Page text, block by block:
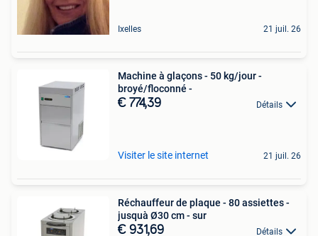
Ixelles 21 juil. 26
Machine à glaçons - 50 kg/jour -
broyé/floconné -
€ 774,39 Détails
Visiter le site internet 21 juil. 26
Réchauffeur de plaque - 80 assiettes -
jusquà Ø30 cm - sur
€ 931,69 Détails